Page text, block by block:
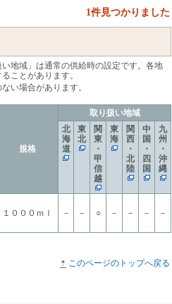
1件見つかりました
地域」は通常の供給時の設定です。各地
ことがあります。
い場合があります。
規格
取り扱い地域
北
海
道
東
北
関
東
・
甲
信
越
東
海
関
西
・
北
陸
中
国
・
四
国
九
州
・
沖
縄
１０００ｍｌ
－ － ○ － － －
－
このページのトップへ戻る